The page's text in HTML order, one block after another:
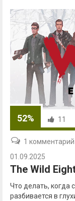
52% 11
1 комментарий
01.09.2025
The Wild
Что делать, когда
разбивается в